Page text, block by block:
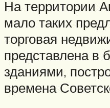
На территории
мало таких
торговая
представлена в
зданиями,
времена